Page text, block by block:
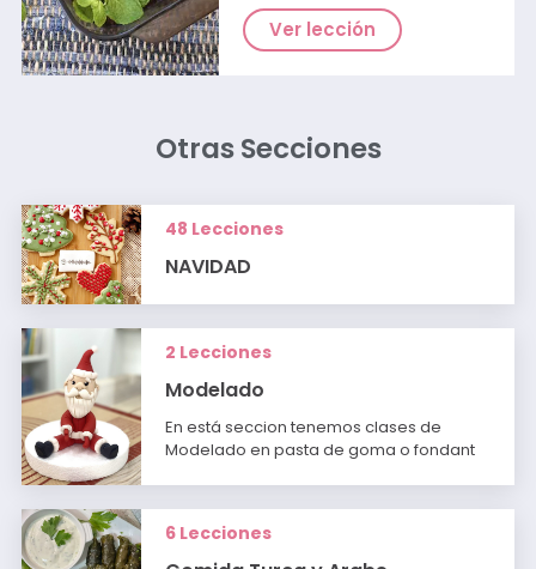
Ver lección
Otras Secciones
48 Lecciones
NAVIDAD
2 Lecciones
Modelado
En está seccion tenemos clases de
Modelado en pasta de goma o fondant
6 Lecciones